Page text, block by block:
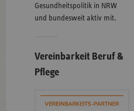
Gesundheitspolitik in NRW
und bundesweit aktiv mit.
Vereinbarkeit Beruf &
Pflege